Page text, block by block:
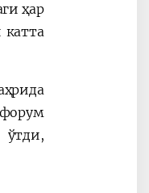
ҳар
катта
ўтди,